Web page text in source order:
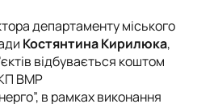
департаменту міського
Костянтина Кирилюка,
відбувається коштом
ВМР
в рамках виконання